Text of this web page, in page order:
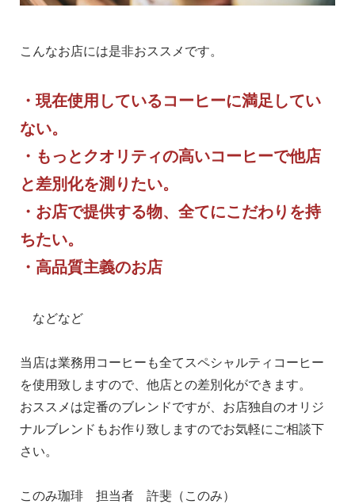
こんなお店には是非おススメです。
・現在使用しているコーヒーに満足してい
ない。
・もっとクオリティの高いコーヒーで他店
と差別化を測りたい。
・お店で提供する物、全てにこだわりを持
ちたい。
・高品質主義のお店
などなど
当店は業務用コーヒーも全てスペシャルティコーヒー
を使用致しますので、他店との差別化ができます。
おススメは定番のブレンドですが、お店独自のオリジ
ナルブレンドもお作り致しますのでお気軽にご相談下
さい。
このみ珈琲 担当者 許斐（このみ）